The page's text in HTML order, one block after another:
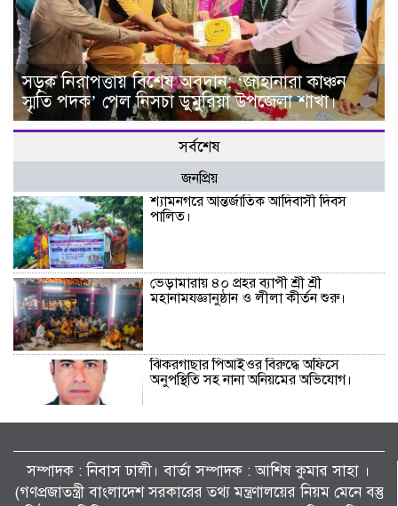
সড়ক নিরাপত্তায় বিশেষ অবদান: ‘জাহানারা কাঞ্চন
স্মৃতি পদক’ পেল নিসচা ডুমুরিয়া উপজেলা শাখা।
সর্বশেষ
জনপ্রিয়
শ্যামনগরে আন্তর্জাতিক আদিবাসী দিবস
পালিত।
ভেড়ামারায় ৪০ প্রহর ব্যাপী শ্রী শ্রী
মহানামযজ্ঞানুষ্ঠান ও লীলা কীর্তন শুরু।
ঝিকরগাছার পিআইওর বিরুদ্ধে অফিসে
অনুপস্থিতি সহ নানা অনিয়মের অভিযোগ।
বিলাইছড়িতে দুর্গম ও প্রতিকূল পরিবেশে কৃষি
জরিপ করতে হাঁপিয়ে যাচ্ছেন কৃষি অফিসার।
সম্পাদক : নিবাস ঢালী। বার্তা সম্পাদক : আশিষ কুমাৱ সাহা ।
(গণপ্রজাতন্ত্রী বাংলাদেশ সরকারের তথ্য মন্ত্রণালয়ের নিয়ম মেনে বস্তু